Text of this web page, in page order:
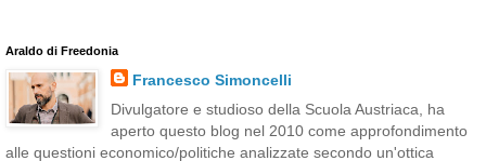
Araldo di Freedonia
Francesco Simoncelli
Divulgatore e studioso della Scuola Austriaca, ha
aperto questo blog nel 2010 come approfondimento
alle questioni economico/politiche analizzate secondo un'ottica